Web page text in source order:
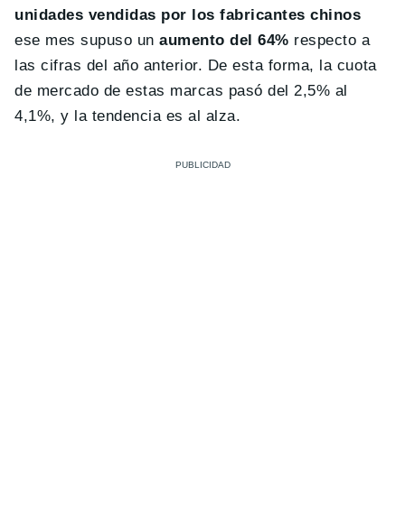
unidades vendidas por los fabricantes chinos
ese mes supuso unaumento del 64% respecto a
las cifras del año anterior. De esta forma, la cuota
de mercado de estas marcas pasó del 2,5% al
4,1%, y la tendencia es al alza.